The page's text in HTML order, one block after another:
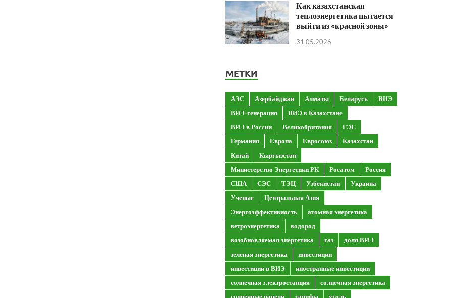
Как казахстанская
теплоэнергетика пытается
выйти из «красной зоны»
31.05.2026
МЕТКИ
АЭС Азербайджан Алматы Беларусь
ВИЭ
ВИЭ-генерация
ВИЭ в Казахстане
ВИЭ в России
Великобритания
ГЭС
Германия
Европа Евросоюз
Казахстан
Китай
Кыргызстан
Министерство Энергетики РК
Росатом
Россия
США
СЭС ТЭЦ Узбекистан
Украина
Ученые
Центральная Азия
Энергоэффективность
атомная энергетика
ветроэнергетика
водород
возобновляемая энергетика
газ
доля ВИЭ
зеленая энергетика
инвестиции
инвестиции в ВИЭ
иностранные инвестиции
солнечная электростанция
солнечная энергетика
солнечные панели
тарифы уголь